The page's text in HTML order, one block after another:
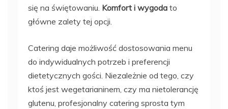
się na świętowaniu. Komfort i wygoda to
główne zalety tej opcji.
Catering daje możliwość dostosowania menu
do indywidualnych potrzeb i preferencji
dietetycznych gości. Niezależnie od tego, czy
ktoś jest wegetarianinem, czy ma nietolerancję
glutenu, profesjonalny catering sprosta tym